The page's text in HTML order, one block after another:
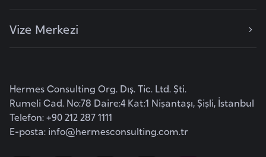
Vize Merkezi
Hermes Consulting Org. Dış. Tic. Ltd. Şti.
Rumeli Cad. No:78 Daire:4 Kat:1 Nişantaşı, Şişli, İstanbul
Telefon: +90 212 287 1111
E-posta: info@hermesconsulting.com.tr
a
a
d